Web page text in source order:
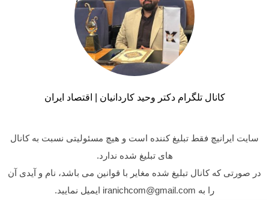
کانال تلگرام دکتر وحید کاردانیان | اقتصاد ایران
سایت ایرانیچ فقط تبلیغ کننده است و هیچ مسئولیتی نسبت به کانال
های تبلیغ شده ندارد.
در صورتی که کانال تبلیغ شده مغایر با قوانین می باشد، نام و آیدی آن
را به iranichcom@gmail.com ایمیل نمایید.